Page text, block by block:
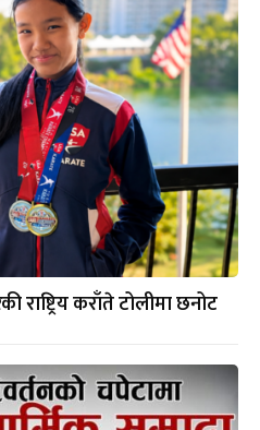
कराँते टोलीमा छनोट